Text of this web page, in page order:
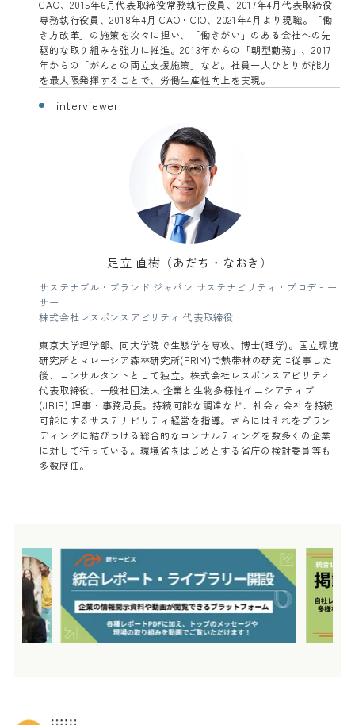
CAO、2015年6月代表取締役常務執行役員、2017年4月代表取締役
専務執行役員、2018年4月 CAO・CIO、2021年4月より現職。「働
き方改革」の施策を次々に担い、「働きがい」のある会社への先
駆的な取り組みを強力に推進。2013年からの「朝型勤務」、2017
年からの「がんとの両立支援施策」など。社員一人ひとりが能力
を最大限発揮することで、労働生産性向上を実現。
interviewer
足立 直樹（あだち・なおき）
サステナブル・ブランド ジャパン サステナビリティ・プロデュー
サー
株式会社レスポンスアビリティ 代表取締役
東京大学理学部、同大学院で生態学を専攻、博士(理学)。国立環境
研究所とマレーシア森林研究所(FRIM)で熱帯林の研究に従事した
後、コンサルタントとして独立。株式会社レスポンスアビリティ
代表取締役、一般社団法人 企業と生物多様性イニシアティブ
(JBIB) 理事・事務局長。持続可能な調達など、社会と会社を持続
可能にするサステナビリティ経営を指導。さらにはそれをブラン
ディングに結びつける総合的なコンサルティングを数多くの企業
に対して行っている。環境省をはじめとする省庁の検討委員等も
多数歴任。